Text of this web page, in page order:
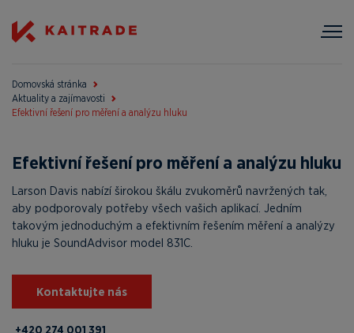
Domovská stránka
Aktuality a zajímavosti
Efektivní řešení pro měření a analýzu hluku
Efektivní řešení pro měření a analýzu hluku
Larson Davis nabízí širokou škálu zvukoměrů navržených tak,
aby podporovaly potřeby všech vašich aplikací. Jedním
takovým jednoduchým a efektivním řešením měření a analýzy
hluku je SoundAdvisor model 831C.
Kontaktujte nás
+420 274 001 391